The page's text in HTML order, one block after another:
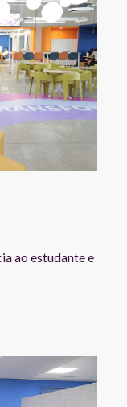
ao estudante e